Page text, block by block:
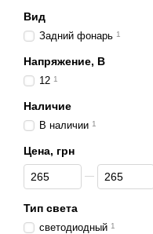
Вид
Задний фонарь 1
Напряжение, В
12 1
Наличие
В наличии 1
Цена, грн
От Цена, грн
До Цена, грн
Тип света
cветодиодный 1